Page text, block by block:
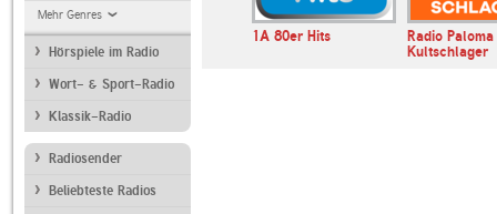
Mehr Genres
Hörspiele im Radio
Wort- & Sport-Radio
Klassik-Radio
Radiosender
Beliebteste Radios
Beatles Radio 1A 80er Hits
Radio Paloma
Kultschlager